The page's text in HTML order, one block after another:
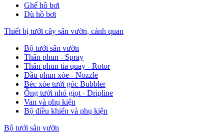
Ghế hồ bơi
Dù hồ bơi
Thiết bị tưới cây sân vườn, cảnh quan
Bộ tưới sân vườn
Thân phun - Spray
Thân phun tia quay - Rotor
Đầu phun xòe - Nozzle
Béc xòe tưới góc Bubbler
Ống tưới nhỏ giọt - Dripline
Van và phụ kiện
Bộ điều khiển và phụ kiện
Bộ tưới sân vườn